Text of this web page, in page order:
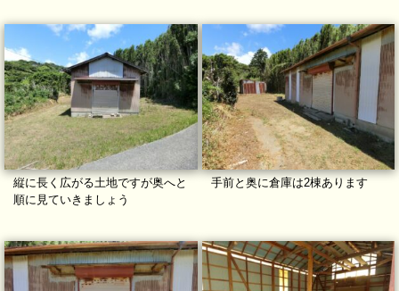
縦に長く広がる土地ですが奥へと
順に見ていきましょう
手前と奥に倉庫は2棟あります